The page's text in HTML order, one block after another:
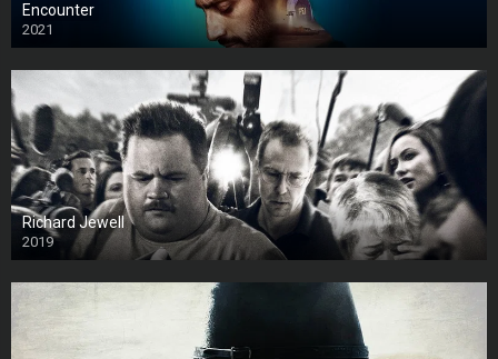
Encounter
2021
Richard Jewell
2019